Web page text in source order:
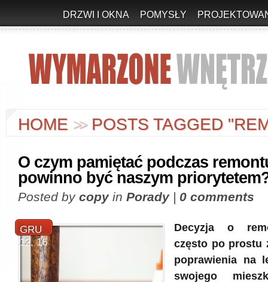
DRZWI I OKNA POMYSŁY
HOME >>POSTS TAGGED
O czym pamiętać podczas
powinno być naszym
Posted by copyin Porady| 0 comments
GRU
12, 16
Decyzja o
często po prostu
poprawienia na
swojego